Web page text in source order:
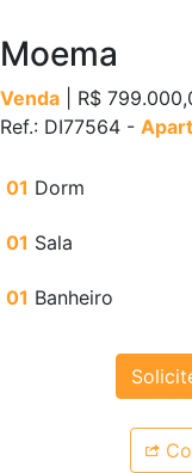
Moema
Venda | R$
Ref.: DI77564 -
01 Dorm
01 Sala
01 Banheiro